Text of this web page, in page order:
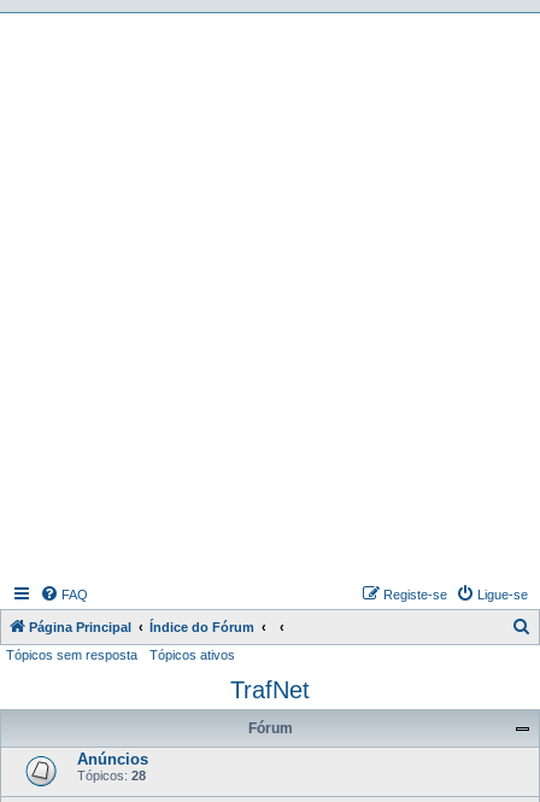
FAQ Ligue-se
Registe-se
Página Principal Índice do Fórum
q
Tópicos sem resposta Tópicos ativos
TrafNet
Fórum
Anúncios
Tópicos: 28